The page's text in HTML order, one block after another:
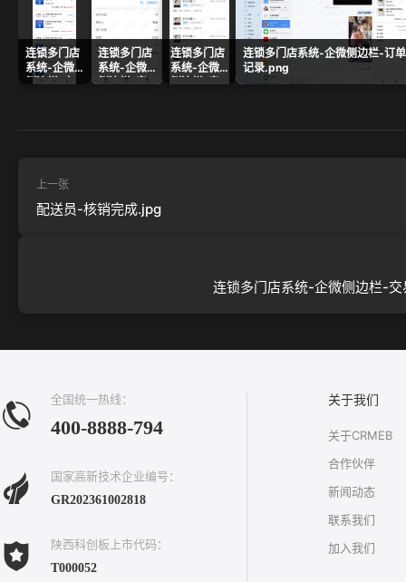
连锁多门店
系统-企微
侧边栏-交
连锁多门店
系统-企微
侧边栏-客
连锁多门店
系统-企微
侧边栏-客
连锁多门店系统-企微侧边栏-订单
记录.png
上一张
配送员-核销完成.jpg
连锁多门店系统-企微侧边栏-
全国统一热线：
400-8888-794
国家高新技术企业编号：
GR202361002818
陕西科创板上市代码：
T000052
关于我们
关于CRMEB
合作伙伴
新闻动态
联系我们
加入我们